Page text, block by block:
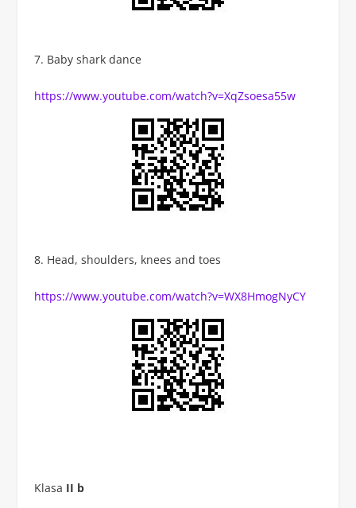
Baby shark dance
https://www.youtube.com/watch?v=XqZsoesa55w
Head, shoulders, knees and toes
https://www.youtube.com/watch?v=WX8HmogNyCY
Klasa II b